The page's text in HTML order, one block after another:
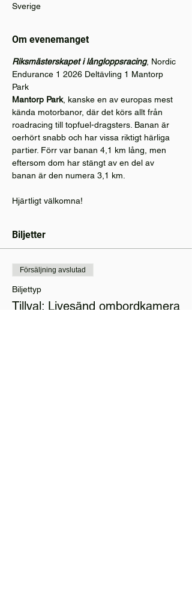
Sverige
Om evenemanget
Riksmästerskapet i långloppsracing, Nordic
Endurance 1 2026 Deltävling 1 Mantorp
Park
Mantorp Park, kanske en av europas mest
kända motorbanor, där det körs allt från
roadracing till topfuel-dragsters. Banan är
oerhört snabb och har vissa riktigt härliga
partier. Förr var banan 4,1 km lång, men
eftersom dom har stängt av en del av
banan är den numera 3,1 km.
Hjärtligt välkomna!
Biljetter
Försäljning avslutad
Biljettyp
Tillval: Livesänd ombordkamera